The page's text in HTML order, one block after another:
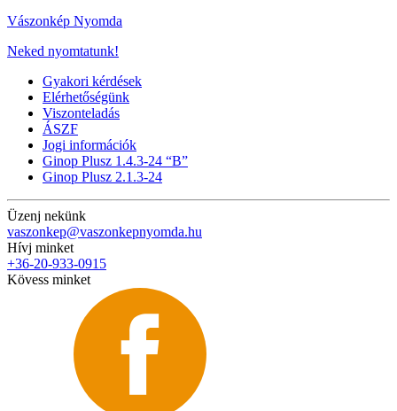
Vászonkép Nyomda
Neked nyomtatunk!
Gyakori kérdések
Elérhetőségünk
Viszonteladás
ÁSZF
Jogi információk
Ginop Plusz 1.4.3-24 “B”
Ginop Plusz 2.1.3-24
Üzenj nekünk
vaszonkep@vaszonkepnyomda.hu
Hívj minket
+36-20-933-0915
Kövess minket